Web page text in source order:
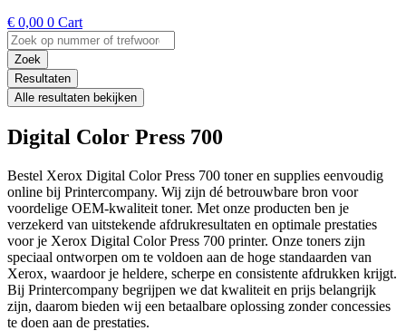
€ 0,00 0 Cart
Search
...Zoek
Resultaten
Alle resultaten bekijken
Digital Color Press 700
Bestel Xerox Digital Color Press 700 toner en supplies eenvoudig
online bij Printercompany. Wij zijn dé betrouwbare bron voor
voordelige OEM-kwaliteit toner. Met onze producten ben je
verzekerd van uitstekende afdrukresultaten en optimale prestaties
voor je Xerox Digital Color Press 700 printer. Onze toners zijn
speciaal ontworpen om te voldoen aan de hoge standaarden van
Xerox, waardoor je heldere, scherpe en consistente afdrukken krijgt.
Bij Printercompany begrijpen we dat kwaliteit en prijs belangrijk
zijn, daarom bieden wij een betaalbare oplossing zonder concessies
te doen aan de prestaties.